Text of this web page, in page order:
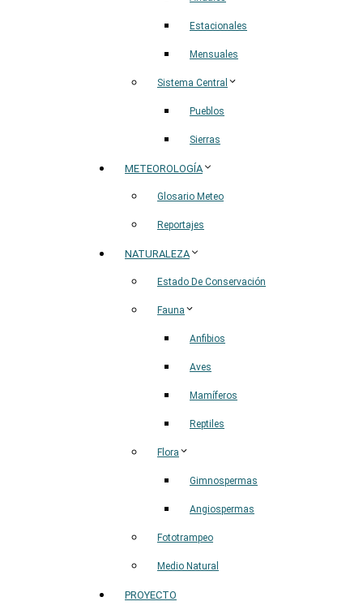
Estacionales
Mensuales
Sistema Central
Pueblos
Sierras
METEOROLOGÍA
Glosario Meteo
Reportajes
NATURALEZA
Estado De Conservación
Fauna
Anfibios
Aves
Mamíferos
Reptiles
Flora
Gimnospermas
Angiospermas
Fototrampeo
Medio Natural
PROYECTO